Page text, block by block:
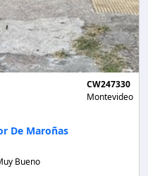
CW247330
Montevideo
De Maroñas
Bueno